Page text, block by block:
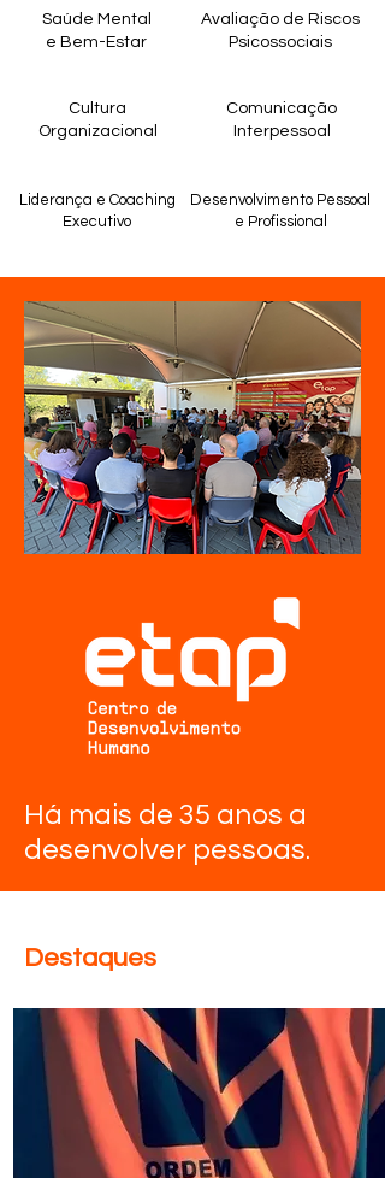
Saúde Mental
e Bem-Estar
Avaliação de Riscos
Psicossociais
Cultura
Organizacional
Comunicação
Interpessoal
Liderança e Coaching
Executivo
Desenvolvimento Pessoal
e Profissional
Há mais de 35 anos a
desenvolver pessoas.
Destaques